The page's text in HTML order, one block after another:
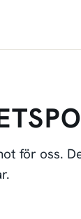
för oss.